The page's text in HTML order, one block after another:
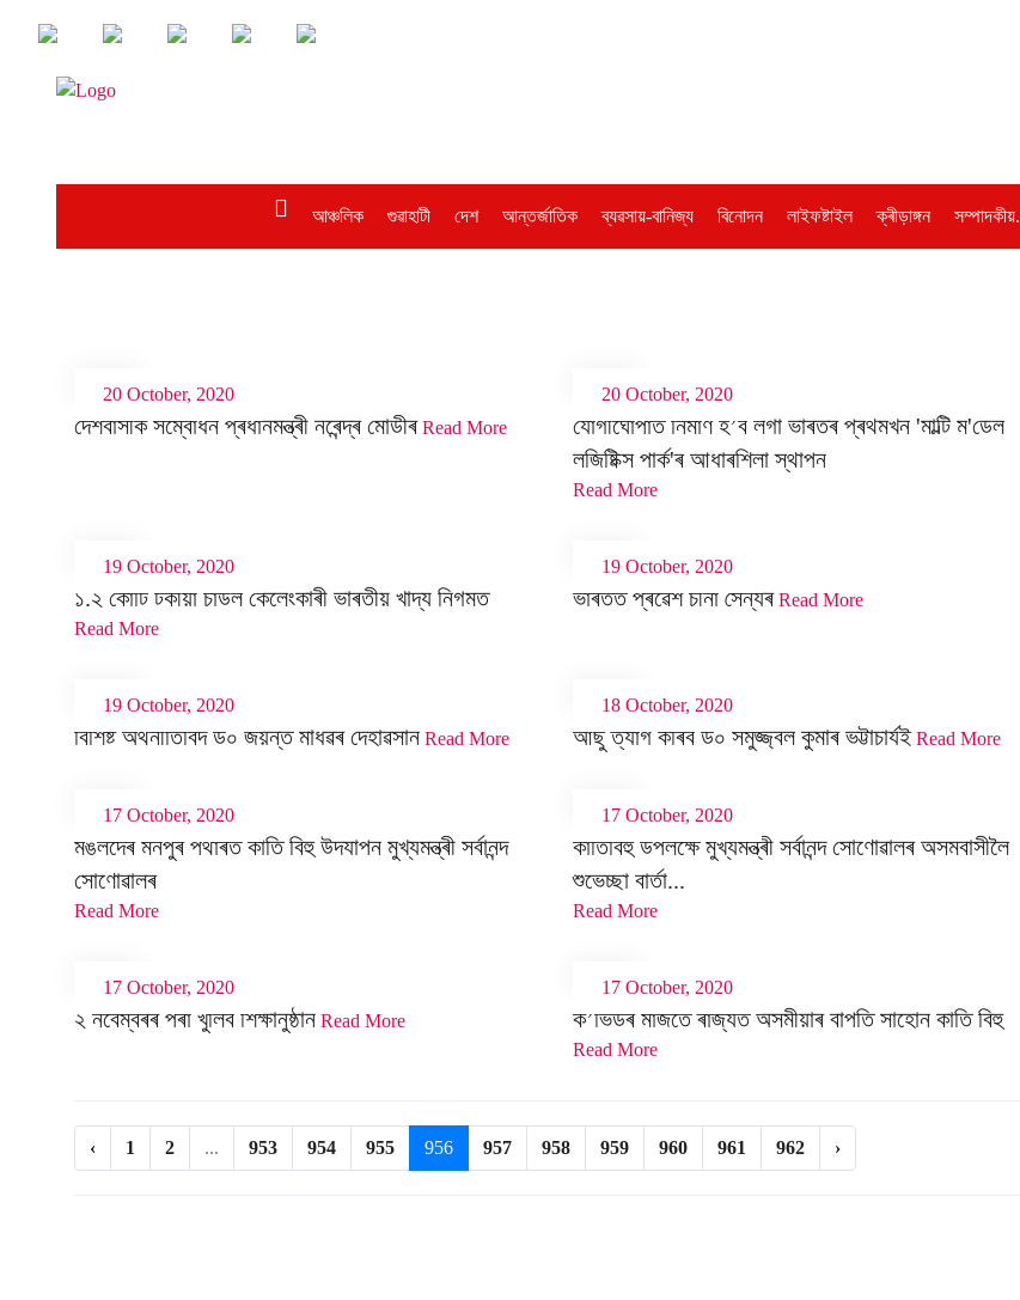
আঞ্চলিক গুৱাহাটী দেশ আন্তৰ্জাতিক ব্যৱসায়-বানিজ্য বিনোদন লাইফষ্টাইল ক্ৰীড়াঙ্গন সম্পাদকীয়.
20 October, 2020
দেশবাসীক সম্বোধন প্ৰধানমন্ত্ৰী নৰেন্দ্ৰ মোডীৰ Read More
20 October, 2020
যোগীঘোপাত নিৰ্মাণ হ’ব লগা ভাৰতৰ প্ৰথমখন 'মাল্টি ম'ডেল
লজিষ্টিক্স পাৰ্ক'ৰ আধাৰশিলা স্থাপন
Read More
19 October, 2020
১.২ কোটি টকীয়া চাউল কেলেংকাৰী ভাৰতীয় খাদ্য নিগমত
Read More
19 October, 2020
ভাৰতত প্ৰৱেশ চীনা সৈন্যৰ Read More
19 October, 2020
বিশিষ্ট অৰ্থনীতিবিদ ড০ জয়ন্ত মাধৱৰ দেহাৱসান Read More
18 October, 2020
আছু ত্যাগ কৰিব ড০ সমুজ্জ্বল কুমাৰ ভট্টাচাৰ্যই Read More
17 October, 2020
মঙলদৈৰ মনপুৰ পথাৰত কাতি বিহু উদযাপন মুখ্যমন্ত্ৰী সৰ্বানন্দ
সোণোৱালৰ
Read More
17 October, 2020
কাতিবিহু উপলক্ষে মুখ্যমন্ত্ৰী সৰ্বানন্দ সোণোৱালৰ অসমবাসীলৈ
শুভেচ্ছা বাৰ্তা...
Read More
17 October, 2020
২ নবেম্বৰৰ পৰা খুলিব শিক্ষানুষ্ঠান Read More
17 October, 2020
ক’ভিডৰ মাজতে ৰাজ্যত অসমীয়াৰ বাপতি সাহোন কাতি বিহু
Read More
‹ 1 2 ... 953 954 955 956 957 958 959 960 961 962 ›